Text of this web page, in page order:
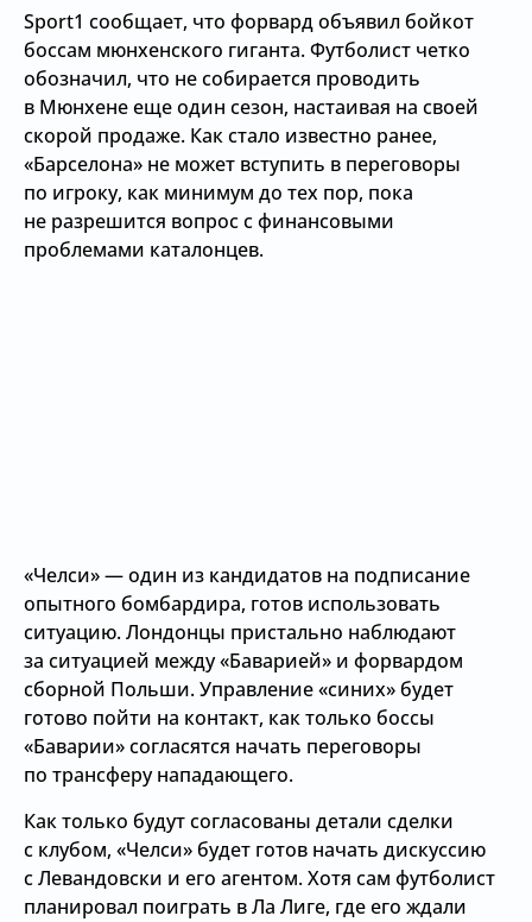
Sport1 сообщает, что форвард объявил бойкот
боссам мюнхенского гиганта. Футболист четко
обозначил, что не собирается проводить
в Мюнхене еще один сезон, настаивая на своей
скорой продаже. Как стало известно ранее,
«Барселона» не может вступить в переговоры
по игроку, как минимум до тех пор, пока
не разрешится вопрос с финансовыми
проблемами каталонцев.
«Челси» — один из кандидатов на подписание
опытного бомбардира, готов использовать
ситуацию. Лондонцы пристально наблюдают
за ситуацией между «Баварией» и форвардом
сборной Польши. Управление «синих» будет
готово пойти на контакт, как только боссы
«Баварии» согласятся начать переговоры
по трансферу нападающего.
Как только будут согласованы детали сделки
с клубом, «Челси» будет готов начать дискуссию
с Левандовски и его агентом. Хотя сам футболист
планировал поиграть в Ла Лиге, где его ждали